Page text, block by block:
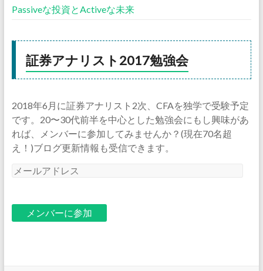
Passiveな投資とActiveな未来
証券アナリスト2017勉強会
2018年6月に証券アナリスト2次、CFAを独学で受験予定
です。20〜30代前半を中心とした勉強会にもし興味があ
れば、メンバーに参加してみませんか？(現在70名超
え！)ブログ更新情報も受信できます。
メ